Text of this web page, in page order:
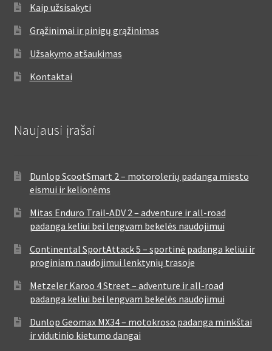
Kaip užsisakyti
Grąžinimai ir pinigų grąžinimas
Užsakymo atšaukimas
Kontaktai
Naujausi įrašai
Dunlop ScootSmart 2 – motorolerių padanga miesto
eismui ir kelionėms
Mitas Enduro Trail-ADV 2 – adventure ir all-road
padanga keliui bei lengvam bekelės naudojimui
Continental SportAttack 5 – sportinė padanga keliui ir
proginiam naudojimui lenktynių trasoje
Metzeler Karoo 4 Street – adventure ir all-road
padanga keliui bei lengvam bekelės naudojimui
Dunlop Geomax MX34 – motokroso padanga minkštai
ir vidutinio kietumo dangai